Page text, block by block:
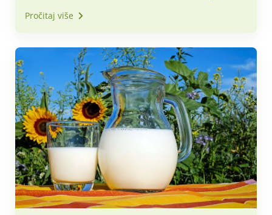
shemi voća i povrća te mlijeka i
mliječnih proizvoda 2024./2025.
Pročitaj više